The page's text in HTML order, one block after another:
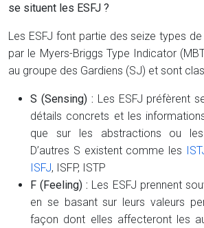
se situent les ESFJ ?
Les ESFJ font partie des seize types
par le Myers-Briggs Type Indicator
au groupe des Gardiens (SJ) et sont
S (Sensing) : Les ESFJ préfèrent
détails concrets et les
que sur les abstractions ou
D’autres S existent comme les
ISFJ, ISFP, ISTP
F (Feeling) : Les ESFJ prennent
en se basant sur leurs valeurs
façon dont elles affecteront les